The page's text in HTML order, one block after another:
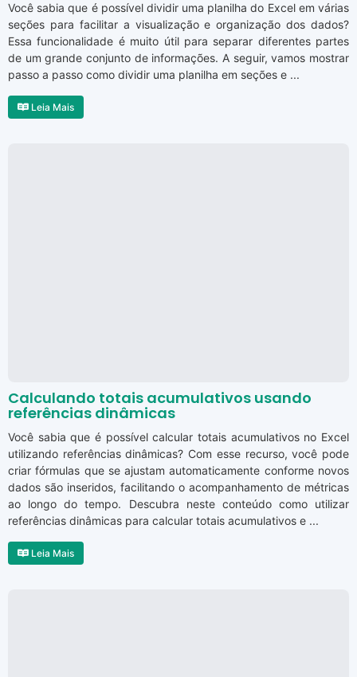
Você sabia que é possível dividir uma planilha do Excel em várias
seções para facilitar a visualização e organização dos dados?
Essa funcionalidade é muito útil para separar diferentes partes
de um grande conjunto de informações. A seguir, vamos mostrar
passo a passo como dividir uma planilha em seções e ...
Leia Mais
Calculando totais acumulativos usando
referências dinâmicas
Você sabia que é possível calcular totais acumulativos no Excel
utilizando referências dinâmicas? Com esse recurso, você pode
criar fórmulas que se ajustam automaticamente conforme novos
dados são inseridos, facilitando o acompanhamento de métricas
ao longo do tempo. Descubra neste conteúdo como utilizar
referências dinâmicas para calcular totais acumulativos e ...
Leia Mais